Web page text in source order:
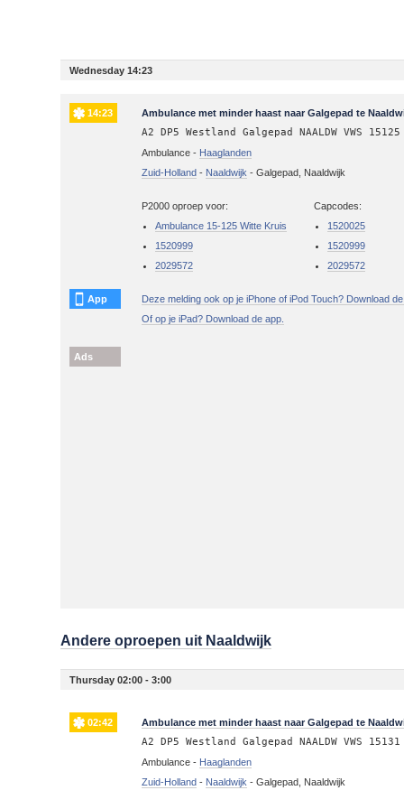
Wednesday 14:23
14:23 Ambulance met minder haast naar Galgepad te
A2 DP5 Westland Galgepad NAALDW VWS 15125
Ambulance - Haaglanden
Zuid-Holland - Naaldwijk -Galgepad, Naaldwijk
P2000 oproep voor:
Ambulance 15-125 Witte Kruis
1520999
2029572
Capcodes:
1520025
1520999
2029572
App
Deze melding ook op je iPhone of iPod Touch? Download de
Of op je iPad? Download de app.
Ads
Andere oproepen uit Naaldwijk
Thursday 02:00 - 3:00
02:42 Ambulance met minder haast naar Galgepad te
A2 DP5 Westland Galgepad NAALDW VWS 15131
Ambulance - Haaglanden
Zuid-Holland - Naaldwijk -Galgepad, Naaldwijk